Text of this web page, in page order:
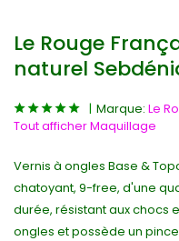
Le Rouge
naturel
Marque: Le
Tout afficher Maquillage
Vernis à ongles Base &
chatoyant, 9-free, d'une
durée, résistant aux chocs
ongles et possède un